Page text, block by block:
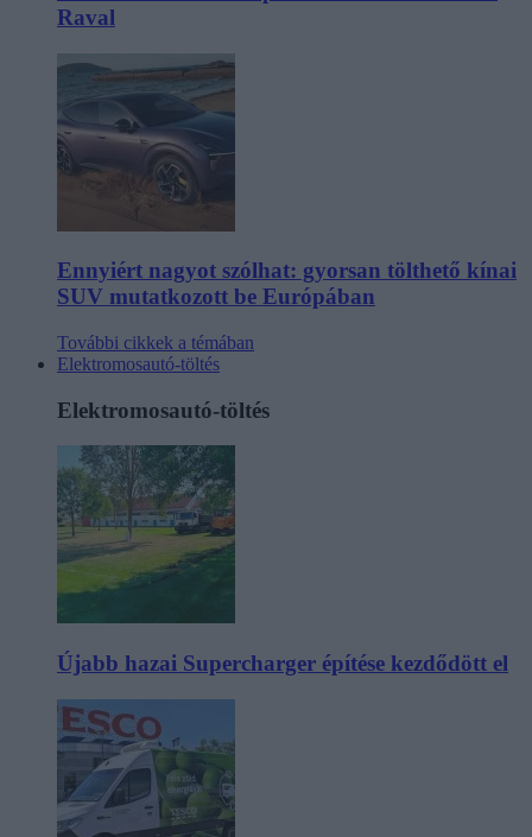
Raval
Ennyiért nagyot szólhat: gyorsan tölthető kínai
SUV mutatkozott be Európában
További cikkek a témában
Elektromosautó-töltés
Elektromosautó-töltés
Újabb hazai Supercharger építése kezdődött el